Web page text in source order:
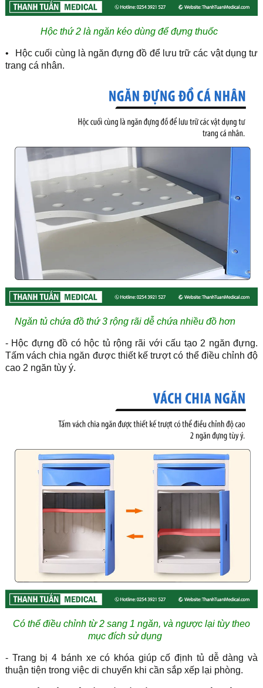
Hộc thứ 2 là ngăn kéo dùng để đựng thuốc
•
Hộc cuối cùng là ngăn đựng đồ để lưu trữ các vật dụng tư
trang cá nhân.
Ngăn tủ chứa đồ thứ 3 rộng rãi dễ chứa nhiều đồ hơn
- Hộc đựng đồ có hộc tủ rộng rãi với cấu tạo 2 ngăn đựng.
Tấm vách chia ngăn được thiết kế trượt có thể điều chỉnh độ
cao 2 ngăn tùy ý.
Có thể điều chỉnh từ 2 sang 1 ngăn, và ngược lại tùy theo
mục đích sử dụng
- Trang bị 4 bánh xe có khóa giúp cố định tủ dễ dàng và
thuận tiện trong việc di chuyển khi cần sắp xếp lại phòng.